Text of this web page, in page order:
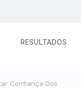
RESULTADOS
Confiança Dos